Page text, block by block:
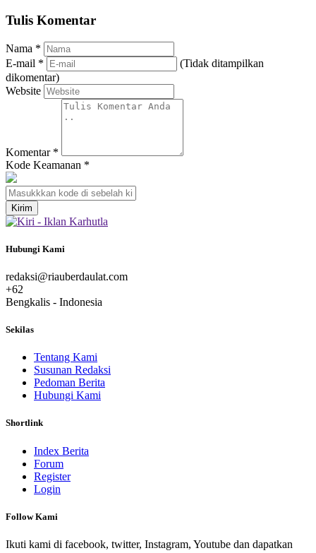
Tulis Komentar
Nama *
E-mail *
(Tidak ditampilkan
dikomentar)
Website
Komentar *
Kode Keamanan *
Hubungi Kami
redaksi@riauberdaulat.com
+62
Bengkalis - Indonesia
Sekilas
Tentang Kami
Susunan Redaksi
Pedoman Berita
Hubungi Kami
Shortlink
Index Berita
Forum
Register
Login
Follow Kami
Ikuti kami di facebook, twitter, Instagram, Youtube dan dapatkan